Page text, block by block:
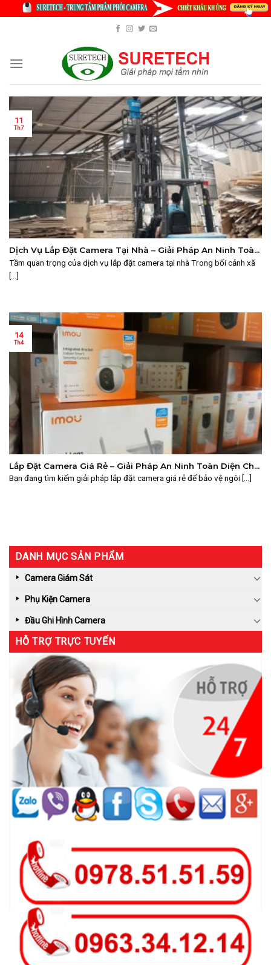
Dịch Vụ Lắp Đặt Camera Tại Nhà – Giải Pháp An Ninh Toàn
Diện
Tầm quan trọng của dịch vụ lắp đặt camera tại nhà Trong bối cảnh xã
[...]
11
Th7
Lắp Đặt Camera Giá Rẻ – Giải Pháp An Ninh Toàn Diện Cho
Mọi Nhà
Bạn đang tìm kiếm giải pháp lắp đặt camera giá rẻ để bảo vệ ngôi [...]
14
Th4
DANH MỤC SẢN PHẨM
Camera Giám Sát
Phụ Kiện Camera
Đầu Ghi Hình Camera
HỖ TRỢ TRỰC TUYẾN